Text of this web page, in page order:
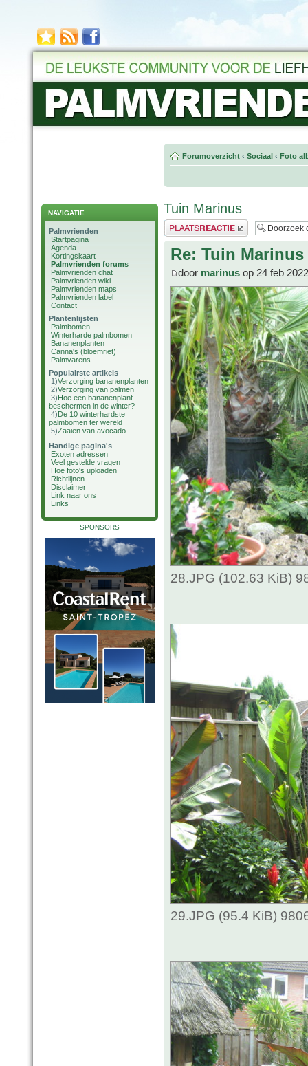
NAVIGATIE
Palmvrienden
Startpagina
Agenda
Kortingskaart
Palmvrienden forums
Palmvrienden chat
Palmvrienden wiki
Palmvrienden maps
Palmvrienden label
Contact
Plantenlijsten
Palmbomen
Winterharde palmbomen
Bananenplanten
Canna's (bloemriet)
Palmvarens
Populairste artikels
1)Verzorging bananenplanten
2)Verzorging van palmen
3)Hoe een bananenplant
beschermen in de winter?
4)De 10 winterhardste
palmbomen ter wereld
5)Zaaien van avocado
Handige pagina's
Exoten adressen
Veel gestelde vragen
Hoe foto's uploaden
Richtlijnen
Disclaimer
Link naar ons
Links
SPONSORS
Forumoverzicht ‹ Sociaal ‹ Foto
Tuin Marinus
Plaats een reactie
Re: Tuin Marinus
door marinus op 24 feb
28.JPG (102.63 KiB)
29.JPG (95.4 KiB)